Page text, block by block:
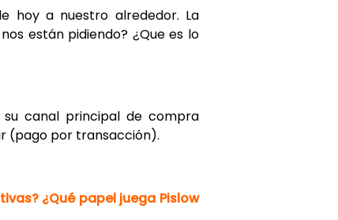
hoy a nuestro alrededor. La
están pidiendo? ¿Que es lo
canal principal de compra
(pago por transacción).
¿Qué papel juega Pislow